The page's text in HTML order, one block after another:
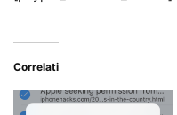
Correlati